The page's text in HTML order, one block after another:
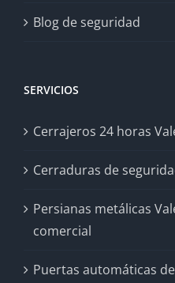
Blog de seguridad
SERVICIOS
Cerrajeros 24 horas
Cerraduras de
Persianas metálicas
comercial
Puertas automáticas